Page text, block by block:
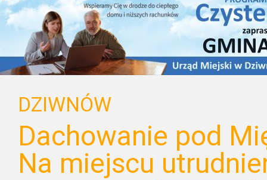
DZIWNÓW
Dachowanie pod
Na miejscu